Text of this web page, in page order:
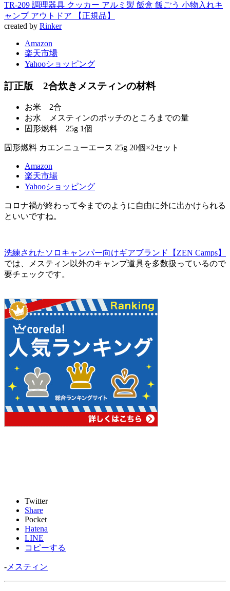
TR-209 調理器具 クッカー アルミ製 飯盒 飯ごう 小物入れキ
ャンプ アウトドア 【正規品】
created by Rinker
Amazon
楽天市場
Yahooショッピング
訂正版 2合炊きメスティンの材料
お米 2合
お水 メスティンのポッチのところまでの量
固形燃料 25g 1個
固形燃料 カエンニューエース 25g 20個×2セット
Amazon
楽天市場
Yahooショッピング
コロナ禍が終わって今までのように自由に外に出かけられる
といいですね。
洗練されたソロキャンパー向けギアブランド【ZEN Camps】
では、メスティン以外のキャンプ道具を多数扱っているので
要チェックです。
Twitter
Share
Pocket
Hatena
LINE
コピーする
-メスティン